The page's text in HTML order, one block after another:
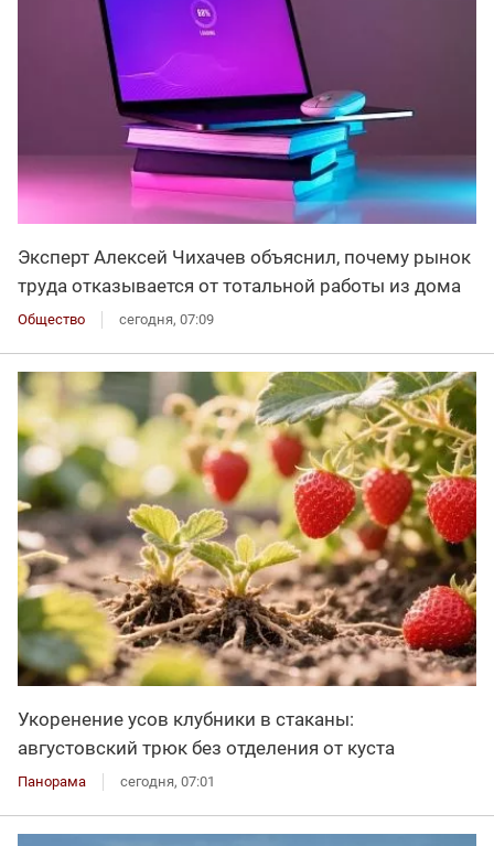
Эксперт Алексей Чихачев объяснил, почему рынок
труда отказывается от тотальной работы из дома
Общество сегодня, 07:09
Укоренение усов клубники в стаканы:
августовский трюк без отделения от куста
Панорама сегодня, 07:01